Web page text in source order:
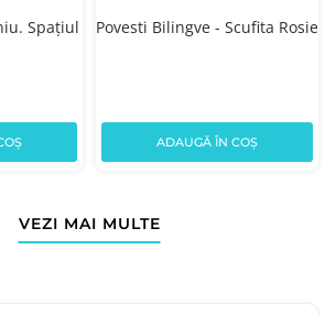
Spațiul
Povesti Bilingve - Scufita Rosie
ADAUGĂ ÎN COȘ
VEZI MAI MULTE